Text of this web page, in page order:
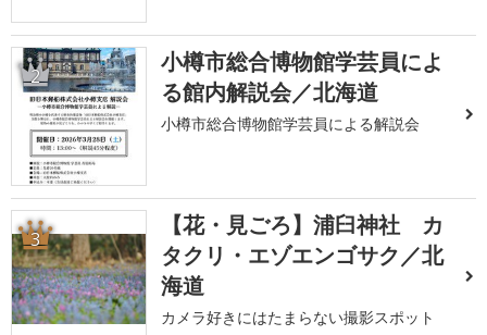
2
小樽市総合博物館学芸員によ
る館内解説会／北海道
小樽市総合博物館学芸員による解説会
3
【花・見ごろ】浦臼神社 カ
タクリ・エゾエンゴサク／北
海道
カメラ好きにはたまらない撮影スポット